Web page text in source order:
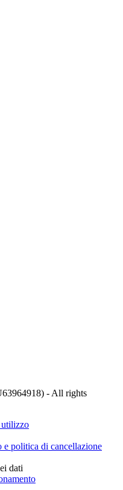
- All rights
politica di cancellazione
dati